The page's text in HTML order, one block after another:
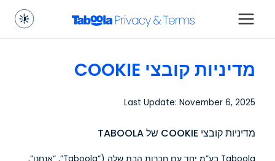
מדיניות קובצי COOKIE
Last Update: November 6, 2025
מדיניות קובצי COOKIE של TABOOLA